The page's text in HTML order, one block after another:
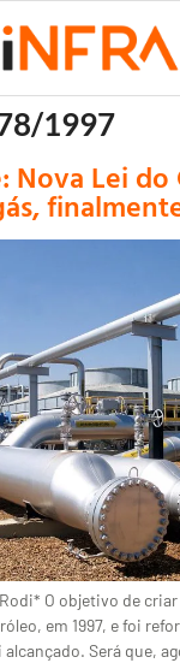
1997
Nova Lei do
O objetivo de
em 1997, e foi
Será que,